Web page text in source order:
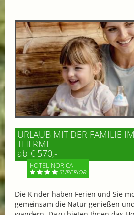
URLAUB MIT DER FAMILIE
THERME
ab € 570,-
HOTEL NORICA
SUPERIOR
Die Kinder haben Ferien und Sie
gemeinsam die Natur genießen